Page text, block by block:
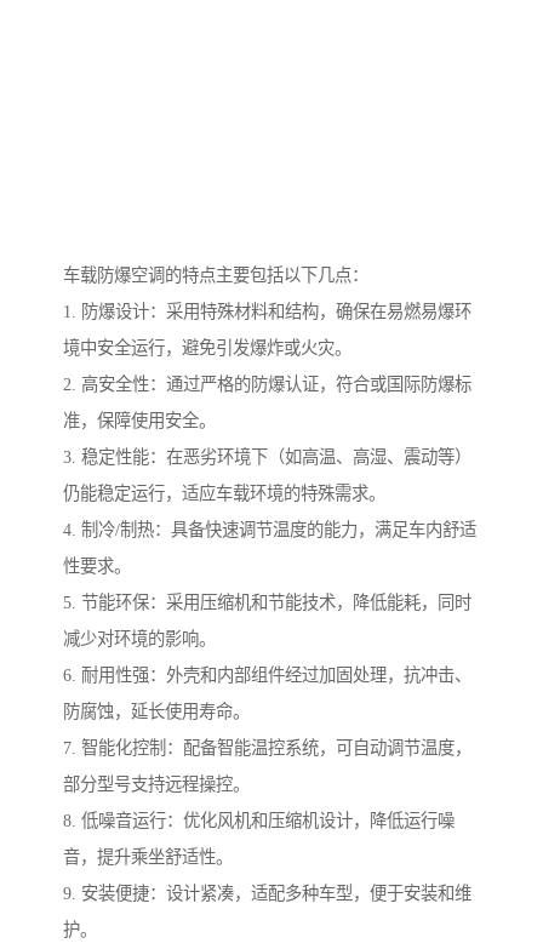
车载防爆空调的特点主要包括以下几点：
1. 防爆设计：采用特殊材料和结构，确保在易燃易爆环
境中安全运行，避免引发爆炸或火灾。
2. 高安全性：通过严格的防爆认证，符合或国际防爆标
准，保障使用安全。
3. 稳定性能：在恶劣环境下（如高温、高湿、震动等）
仍能稳定运行，适应车载环境的特殊需求。
4. 制冷/制热：具备快速调节温度的能力，满足车内舒适
性要求。
5. 节能环保：采用压缩机和节能技术，降低能耗，同时
减少对环境的影响。
6. 耐用性强：外壳和内部组件经过加固处理，抗冲击、
防腐蚀，延长使用寿命。
7. 智能化控制：配备智能温控系统，可自动调节温度，
部分型号支持远程操控。
8. 低噪音运行：优化风机和压缩机设计，降低运行噪
音，提升乘坐舒适性。
9. 安装便捷：设计紧凑，适配多种车型，便于安装和维
护。